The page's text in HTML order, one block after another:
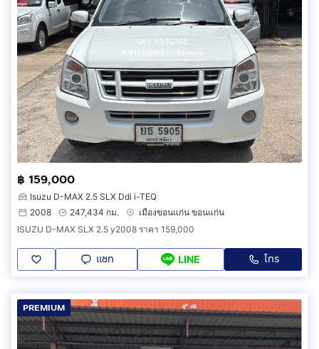
฿ 159,000
Isuzu D-MAX 2.5 SLX Ddi i-TEQ
2008
247,434 กม.
เมืองขอนแก่น ขอนแก่น
ISUZU D-MAX SLX 2.5 y2008 ราคา 159,000
แชท LINE โทร
PREMIUM